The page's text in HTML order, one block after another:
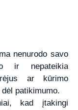
nenurodo savo
ir nepateikia
ar kūrimo
patikimumo.
kad įtakingi